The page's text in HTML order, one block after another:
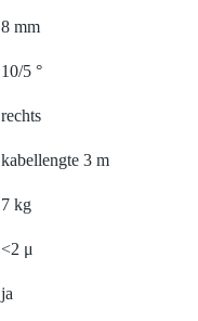
8 mm
10/5 °
rechts
kabellengte 3 m
7 kg
<2 μ
ja